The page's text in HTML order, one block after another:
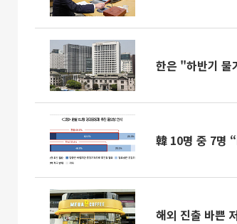
한은 "하반기 물
韓 10명 중 7명
해외 진출 바쁜